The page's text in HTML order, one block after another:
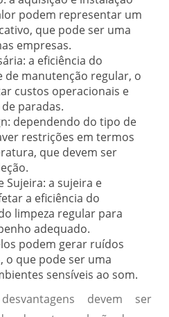
podem representar um
que pode ser uma
empresas.
a eficiência do
de manutenção regular, o
custos operacionais e
paradas.
dependendo do tipo de
restrições em termos
que devem ser
Sujeira: a sujeira e
a eficiência do
limpeza regular para
adequado.
podem gerar ruídos
o que pode ser uma
sensíveis ao som.
devem ser